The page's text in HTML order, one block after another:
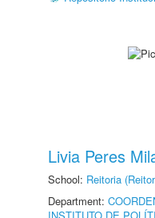
Livia Peres
School: Reitoria
Department: